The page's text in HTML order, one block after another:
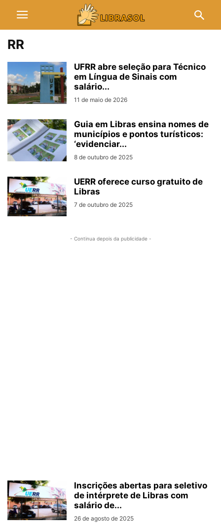
RR
UFRR abre seleção para Técnico
em Língua de Sinais com
salário...
11 de maio de 2026
Guia em Libras ensina nomes de
municípios e pontos turísticos:
‘evidenciar...
8 de outubro de 2025
UERR oferece curso gratuito de
Libras
7 de outubro de 2025
- Continua depois da publicidade -
Inscrições abertas para seletivo
de intérprete de Libras com
salário de...
26 de agosto de 2025